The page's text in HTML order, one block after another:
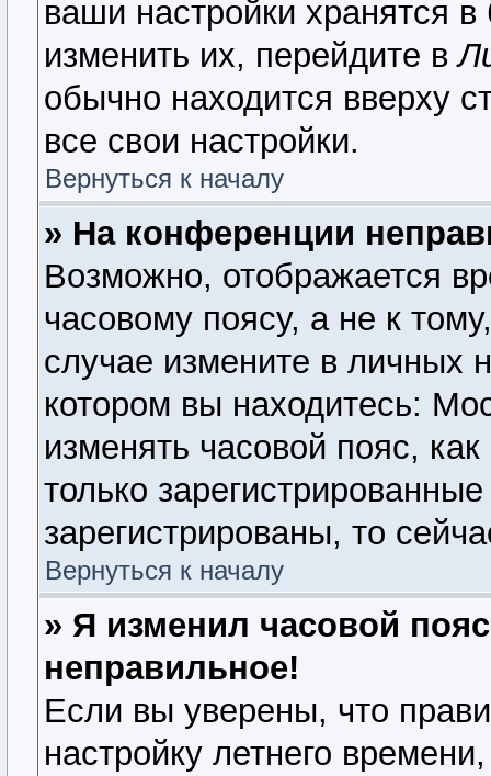
ваши настройки хранятся
изменить их, перейдите в
обычно находится вверху
все свои настройки.
Вернуться к началу
» На конференции
Возможно, отображается
часовому поясу, а не к
случае измените в личных
котором вы находитесь:
изменять часовой пояс,
только
зарегистрированы, то
Вернуться к началу
» Я изменил часовой
неправильное!
Если вы уверены, что
настройку летнего